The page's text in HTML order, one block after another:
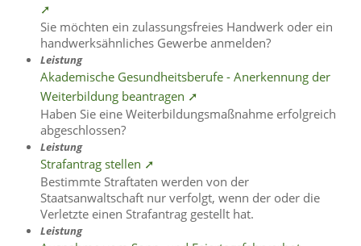
➚
Sie möchten ein zulassungsfreies Handwerk oder ein
handwerksähnliches Gewerbe anmelden?
Leistung
Akademische Gesundheitsberufe - Anerkennung der
Weiterbildung beantragen ➚
Haben Sie eine Weiterbildungsmaßnahme erfolgreich
abgeschlossen?
Leistung
Strafantrag stellen ➚
Bestimmte Straftaten werden von der
Staatsanwaltschaft nur verfolgt, wenn der oder die
Verletzte einen Strafantrag gestellt hat.
Leistung